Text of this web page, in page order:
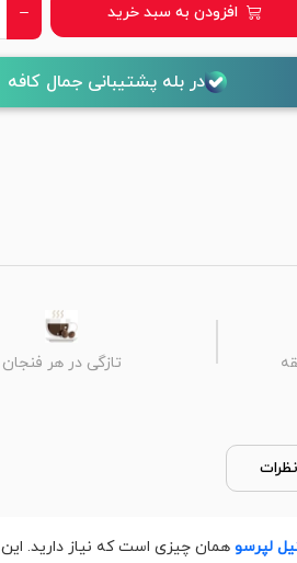
افزودن به سبد خرید
در بله پشتیبانی جمال کافه
تازگی در هر فنجان
نظرات
لپرسو همان چیزی است که نیاز دارید.